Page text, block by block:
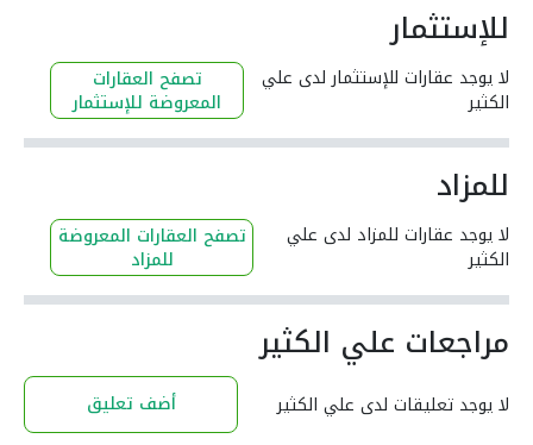
للإستثمار
لا يوجد عقارات للإستثمار لدى علي
الكثير
تصفح العقارات
المعروضة للإستثمار
للمزاد
لا يوجد عقارات للمزاد لدى علي
الكثير
تصفح العقارات المعروضة
للمزاد
مراجعات علي الكثير
لا يوجد تعليقات لدى علي الكثير أضف تعليق